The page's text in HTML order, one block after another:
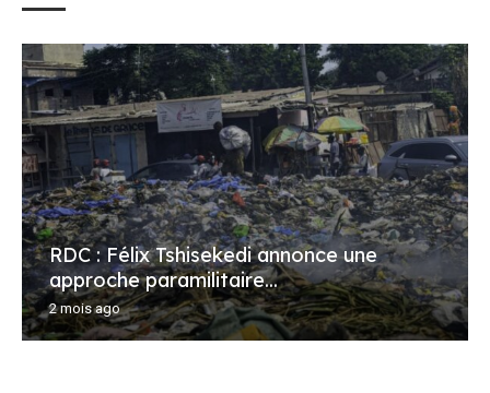
RDC : Félix Tshisekedi annonce une
approche paramilitaire...
2 mois ago